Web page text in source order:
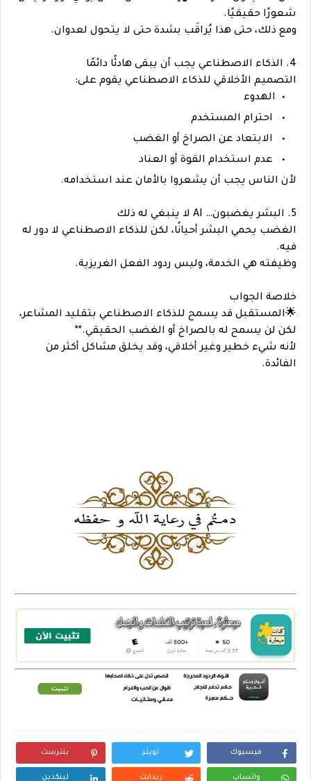
شعورًا حقيقيًا.
ومع ذلك، حتى هذا يُراقَب بشدة حتى لا يتحول لعدوان.
4. الذكاء الاصطناعي يجب أن يبقى هادئًا دائمًا
التصميم الأخلاقي للذكاء الاصطناعي يقوم على:
الهدوء
احترام المستخدم
الابتعاد عن الصراخ أو الغضب
عدم استخدام القوة أو العناد
لأن الناس يجب أن يشعروا بالأمان عند استخدامه.
5. البشر يغضبون… AI لا ينبغي له ذلك
الغضب يحمي البشر أحيانًا، لكن للذكاء الاصطناعي لا دور له
فيه.
وظيفته هي الخدمة، وليس ردود الفعل الغريزية.
خلاصة الجواب
🌟المستقبل قد يسمح للذكاء الاصطناعي بتقليد المشاعر،
لكن لن يسمح له بالصراخ أو الغضب الحقيقي.**
لأنه شيء خطير وغير أخلاقي، وقد يخلق مشاكل أكثر من
الفائدة.
فيسبوك تويتر بنترست
واتساب ريدايت لينكدين